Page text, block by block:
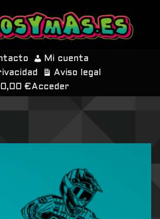
Mi cuenta
Aviso legal
0,00 € Acceder